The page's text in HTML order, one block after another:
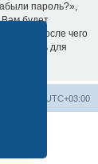
пароль?»,
будет
email, после чего
пароль для
UTC+03:00
Limited